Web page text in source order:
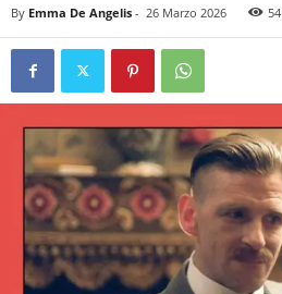
By Emma De Angelis - 26 Marzo 2026 54